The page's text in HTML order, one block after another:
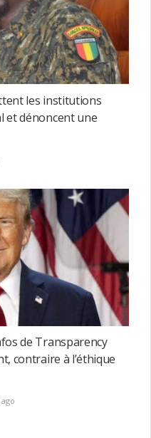
les institutions
et dénoncent une
de Transparency
contraire à l’éthique